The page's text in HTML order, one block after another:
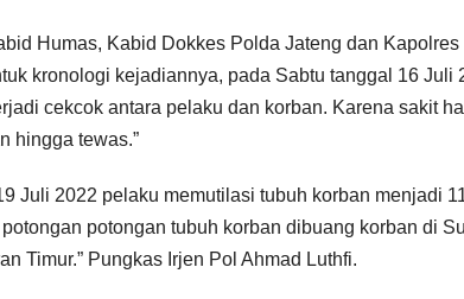
Humas, Kabid Dokkes Polda Jateng dan Kapolres
kronologi kejadiannya, pada Sabtu tanggal 16 Juli
cekcok antara pelaku dan korban. Karena sakit
hingga tewas.”
Juli 2022 pelaku memutilasi tubuh korban menjadi
potongan tubuh korban dibuang korban di
Timur.” Pungkas Irjen Pol Ahmad Luthfi.